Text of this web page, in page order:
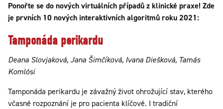
Ponořte se do nových virtuálních případů z klinické praxe! Zde
je prvních 10 nových interaktivních algoritmů roku 2021:
Tamponáda perikardu
Deana Slovjaková, Jana Šimčíková, Ivana Diešková, Tamás
Komlósi
Tamponáda perikardu je závažný život ohrožující stav, kterého
včasné rozpoznání je pro pacienta klíčové. I tradiční